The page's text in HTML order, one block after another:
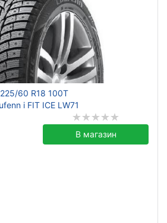
225/60 R18 100T
i FIT ICE LW71
В магазин